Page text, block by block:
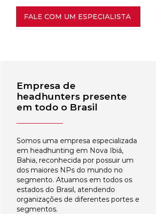
FALE COM UM ESPECIALISTA
Empresa de
headhunters presente
em todo o Brasil
Somos uma empresa especializada
em headhunting em Nova Ibiá,
Bahia, reconhecida por possuir um
dos maiores NPs do mundo no
segmento. Atuamos em todos os
estados do Brasil, atendendo
organizações de diferentes portes e
segmentos.